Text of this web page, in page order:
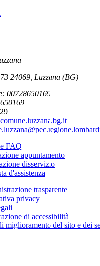
24069, Luzzana (BG)
00728650169
FAQ
appuntamento
disservizio
d'assistenza
trasparente
privacy
di accessibilità
miglioramento del sito e dei